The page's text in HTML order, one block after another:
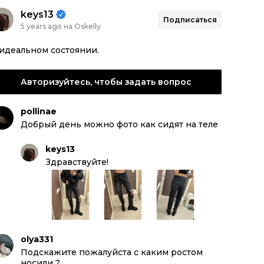
keys13
5 years ago на Oskelly
Подписаться
состоянии.
Авторизуйтесь, чтобы задать вопрос
pollinae
Добрый день можно фото как сидят на теле
keys13
Здравствуйте!
olya331
Подскажите пожалуйста с каким ростом